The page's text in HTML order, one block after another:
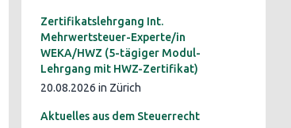
Zertifikatslehrgang Int.
Mehrwertsteuer-Experte/in
WEKA/HWZ (5-tägiger Modul-
Lehrgang mit HWZ-Zertifikat)
20.08.2026 in Zürich
Aktuelles aus dem Steuerrecht